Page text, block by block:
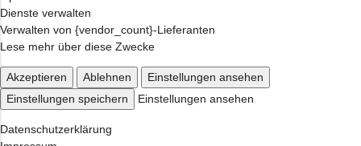
Dienste verwalten
Verwalten von {vendor_count}-Lieferanten
Lese mehr über diese Zwecke
Akzeptieren Ablehnen
Einstellungen ansehen
Einstellungen speichern
Einstellungen ansehen
Datenschutzerklärung